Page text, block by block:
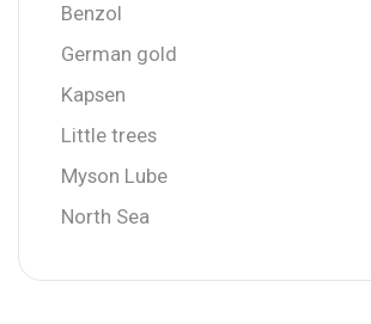
Benzol
German gold
Kapsen
Little trees
Myson Lube
North Sea